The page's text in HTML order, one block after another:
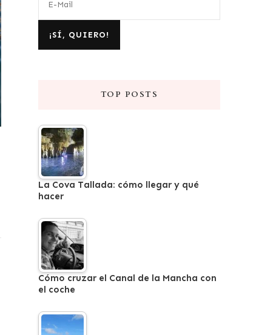
TOP POSTS
La Cova Tallada: cómo llegar y qué
hacer
Cómo cruzar el Canal de la Mancha con
el coche